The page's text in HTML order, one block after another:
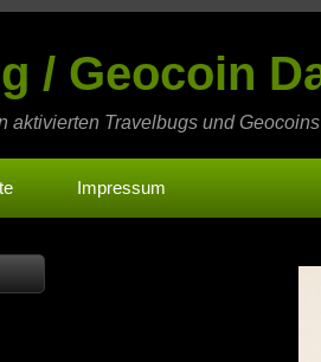
/ Geocoin
aktivierten Travelbugs und
Impressum